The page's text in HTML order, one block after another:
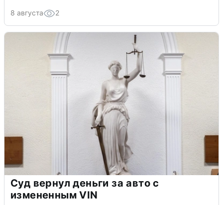
8 августа 2
Суд вернул деньги за авто с
измененным VIN